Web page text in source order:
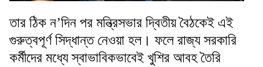
তার ঠিক ন’দিন পর মন্ত্রিসভার দ্বিতীয় বৈঠকেই এই
গুরুত্বপূর্ণ সিদ্ধান্ত নেওয়া হল। ফলে রাজ্য সরকারি
কর্মীদের মধ্যে স্বাভাবিকভাবেই খুশির আবহ তৈরি